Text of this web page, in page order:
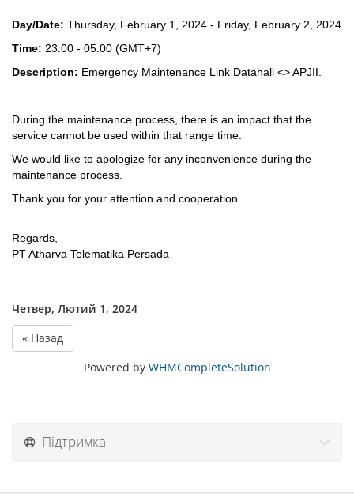
Day/Date: Thursday, February 1, 2024 - Friday, February 2, 2024
Time: 23.00 - 05.00 (GMT+7)
Description: Emergency Maintenance Link Datahall <> APJII.
During the maintenance process, there is an impact that the
service cannot be used within that range time.
We would like to apologize for any inconvenience during the
maintenance process.
Thank you for your attention and cooperation.
Regards,
PT Atharva Telematika Persada
Четвер, Лютий 1, 2024
« Назад
Powered by WHMCompleteSolution
Підтримка